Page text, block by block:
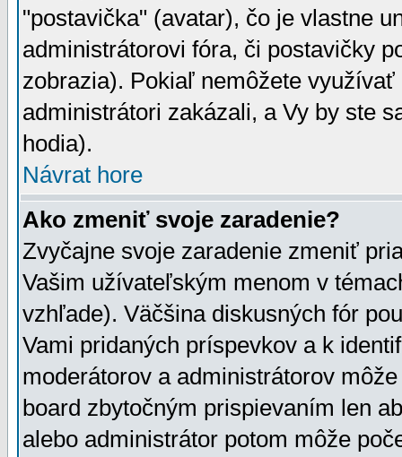
"postavička" (avatar), čo je vlastne
administrátorovi fóra, či postavičky
zobrazia). Pokiaľ nemôžete
administrátori zakázali, a Vy by ste
hodia).
Návrat hore
Ako zmeniť svoje zaradenie?
Zvyčajne svoje zaradenie zmeniť
Vašim užívateľským menom v
vzhľade). Väčšina diskusných fór
Vami pridaných príspevkov a k
moderátorov a administrátorov
board zbytočným prispievaním len
alebo administrátor potom môže